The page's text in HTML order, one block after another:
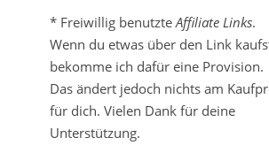
* Freiwillig benutzteAffiliate Links.
Wenn du etwas über den Link
bekomme ich dafür eine Provision.
Das ändert jedoch nichts am
für dich. Vielen Dank für deine
Unterstützung.